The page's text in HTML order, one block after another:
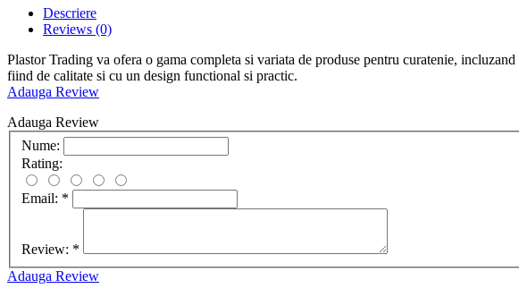
Descriere
Reviews (0)
Plastor Trading va ofera o gama completa si variata de produse pentru curatenie,
fiind de calitate si cu un design functional si practic.
Adauga Review
Adauga Review
Nume:
Rating:
Email: *
Review: *
Adauga Review